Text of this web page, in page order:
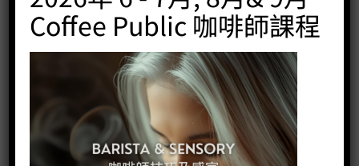
Price: HK$ 35.00
- +
BUY NOW
Coffee Public 咖啡師課程